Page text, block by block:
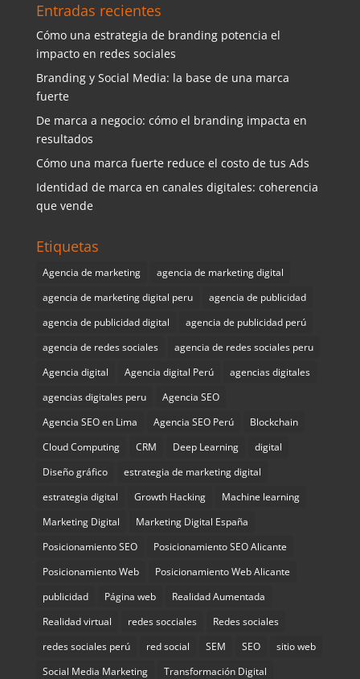
Entradas recientes
Cómo una estrategia de branding potencia el
impacto en redes sociales
Branding y Social Media: la base de una marca
fuerte
De marca a negocio: cómo el branding impacta en
resultados
Cómo una marca fuerte reduce el costo de tus Ads
Identidad de marca en canales digitales: coherencia
que vende
Etiquetas
Agencia de marketing
agencia de marketing digital
agencia de marketing digital peru
agencia de publicidad
agencia de publicidad digital
agencia de publicidad perú
agencia de redes sociales
agencia de redes sociales peru
Agencia digital
Agencia digital Perú
agencias digitales
agencias digitales peru
Agencia SEO
Agencia SEO en Lima
Agencia SEO Perú
Blockchain
Cloud Computing
CRM Deep Learning
digital
Diseño gráfico
estrategia de marketing digital
estrategia digital
Growth Hacking
Machine learning
Marketing Digital
Marketing Digital España
Posicionamiento SEO
Posicionamiento SEO Alicante
Posicionamiento Web
Posicionamiento Web Alicante
publicidad
Página web
Realidad Aumentada
Realidad virtual
redes socciales
Redes sociales
redes sociales perú
red social SEM SEO
sitio web
Social Media Marketing
Transformación Digital